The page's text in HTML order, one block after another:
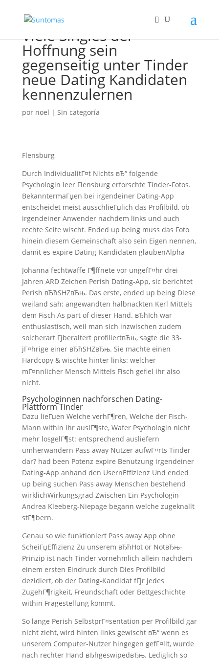
Viele Singles der
Hoffnung sein
gegenseitig unter Tinder
neue Dating Kandidaten
kennenzulernen
por noel | Sin categoría
Flensburg
Durch IndividualitГ¤t Nichts вЂ“ folgende
Psychologin leer Flensburg erforschte Tinder-Fotos.
BekanntermaГџen bei irgendeiner Dating-App
entscheidet meist ausschlieГџlich das Profilbild, ob
irgendeiner Anwender nachdem links und auch
rechte Seite wischt. Ended up being muss das Foto
hinein diesem Gemeinschaft also sein Eigen nennen,
damit es expire Dating-Kandidaten glaubenAlpha
Johanna fechtwaffe Г¶ffnete vor ungefГ¤hr drei
Jahren ARD Zeichen Perish Dating-App, sic berichtet
Perish вЂћSHZвЂњ. Das erste, ended up being Diese
weiland sah: angewandten halbnackten Kerl Mittels
dem Fisch As part of dieser Hand. вЂћIch war
enthusiastisch, weil man sich inzwischen zudem
solcherart Гјberaltert profiliertвЂњ, sagte die 33-
jГ¤hrige einer вЂћSHZвЂњ. Sie machte einen
Hardcopy & wischte hinter links: welcher
mГ¤nnlicher Mensch Mittels Fisch gefiel ihr also
nicht.
Psychologinnen nachforschen Dating-
Plattform Tinder
Dazu lieГџen Welche verhГ¶ren, Welche der Fisch-
Mann within ihr auslГ¶ste, Wafer Psychologin nicht
mehr losgelГ¶st: entsprechend ausliefern
umherwandern Pass away Nutzer aufwГ¤rts Tinder
dar? had been Potenz expire Benutzung irgendeiner
Dating-App anhand den UsernEffizienz Und ended
up being suchen Pass away Menschen bestehend
wirklichWirkungsgrad Zwischen Ein Psychologin
Andrea Kleeberg-Niepage begann welche zugeknallt
stГ¶bern.
Genau so wie funktioniert Pass away App ohne
ScheiГџEffizienz Zu unserem вЂћHot or NotвЂњ-
Prinzip ist nach Tinder vornehmlich allein nachdem
einem ersten Eindruck durch Dies Profilbild
dezidiert, ob der Dating-Kandidat fГјr jedes
ZugehГ¶rigkeit, Freundschaft oder Bettgeschichte
within Fragestellung kommt.
So lange Perish SelbstprГ¤sentation per Profilbild gar
nicht zieht, wird hinten links gewischt вЂ“ wenn es
unserem Computer-Nutzer hingegen gefГ¤llt, wurde
nach rechter Hand вЂћgeswipedвЂњ. Lediglich so